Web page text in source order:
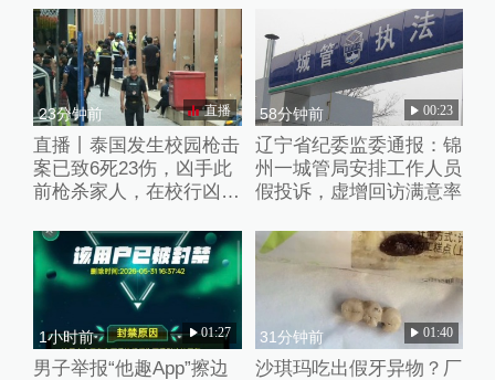
23分钟前 直播
直播丨泰国发生校园枪击
案已致6死23伤，凶手此
前枪杀家人，在校行凶后
58分钟前 00:23
辽宁省纪委监委通报：锦
州一城管局安排工作人员
假投诉，虚增回访满意率
1小时前 01:27
男子举报“他趣App”擦边
31分钟前 01:40
沙琪玛吃出假牙异物？厂